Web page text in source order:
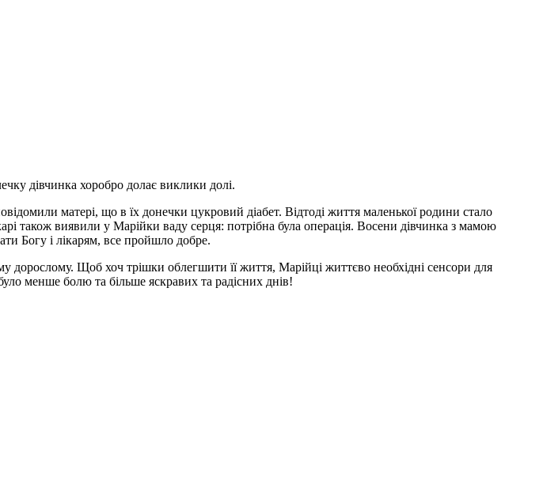
дівчинка хоробро долає виклики долі.
матері, що в їх донечки цукровий діабет. Відтоді життя маленької родини стало
також виявили у Марійки ваду серця: потрібна була операція. Восени дівчинка з мамою
Богу і лікарям, все пройшло добре.
Щоб хоч трішки облегшити її життя, Марійці життєво необхідні сенсори для
менше болю та більше яскравих та радісних днів!